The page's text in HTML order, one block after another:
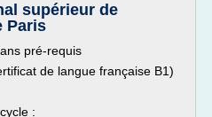
supérieur de
Paris
pré-requis
de langue française B1)
: